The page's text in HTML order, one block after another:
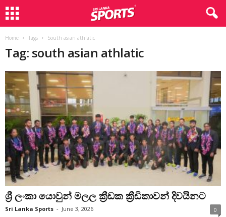
Home Tags South asian athlatic
Tag: south asian athlatic
ශ්‍රී ලංකා යොවුන් මලල ක්‍රීඩක ක්‍රීඩිකාවන් දිවයිනට
Sri Lanka Sports - June 3, 2026 0